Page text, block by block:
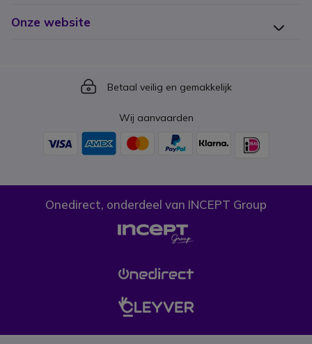
Onze website
Icon
Betaal veilig en gemakkelijk
Wij aanvaarden
Onedirect, onderdeel van INCEPT Group